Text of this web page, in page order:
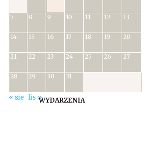
7 8 9 10 11 12 13
14 15 16 17 18 19 20
21 22 23 24 25 26 27
28 29 30 31
« sie lis »WYDARZENIA